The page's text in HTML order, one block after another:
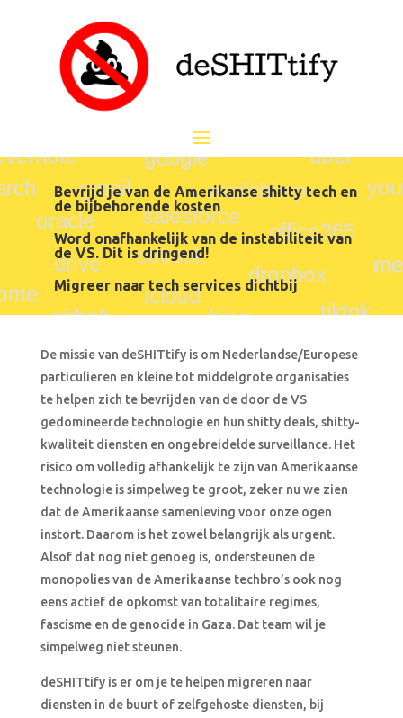
Bevrijd je van de Amerikanse shitty tech en
de bijbehorende kosten
Word onafhankelijk van de instabiliteit van
de VS. Dit is dringend!
Migreer naar tech services dichtbij
De missie van deSHITtify is om Nederlandse/Europese
particulieren en kleine tot middelgrote organisaties
te helpen zich te bevrijden van de door de VS
gedomineerde technologie en hun shitty deals, shitty-
kwaliteit diensten en ongebreidelde surveillance. Het
risico om volledig afhankelijk te zijn van Amerikaanse
technologie is simpelweg te groot, zeker nu we zien
dat de Amerikaanse samenleving voor onze ogen
instort. Daarom is het zowel belangrijk als urgent.
Alsof dat nog niet genoeg is, ondersteunen de
monopolies van de Amerikaanse techbro’s ook nog
eens actief de opkomst van totalitaire regimes,
fascisme en de genocide in Gaza. Dat team wil je
simpelweg niet steunen.
deSHITtify is er om je te helpen migreren naar
diensten in de buurt of zelfgehoste diensten, bij